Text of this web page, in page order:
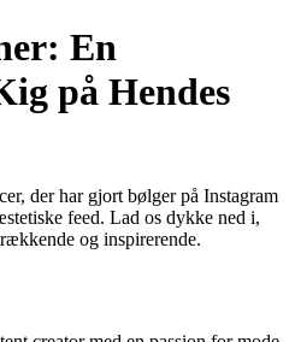
En
på Hendes
der har gjort bølger på Instagram
feed. Lad os dykke ned i,
og inspirerende.